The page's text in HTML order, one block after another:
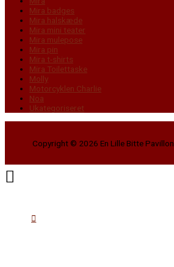
Mira badges
Mira halskæde
Mira mini teater
Mira mulepose
Mira pin
Mira t-shirts
Mira Toilettaske
Molly
Motorcyklen Charlie
Noa
Ukategoriseret
Copyright © 2026 En Lille Bitte Pavillon